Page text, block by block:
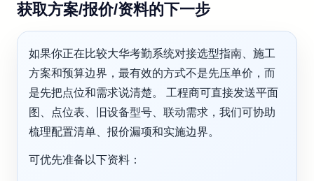
获取方案/报价/资料的下一步
如果你正在比较大华考勤系统对接选型指南、施工
方案和预算边界，最有效的方式不是先压单价，而
是先把点位和需求说清楚。 工程商可直接发送平面
图、点位表、旧设备型号、联动需求，我们可协助
梳理配置清单、报价漏项和实施边界。
可优先准备以下资料：